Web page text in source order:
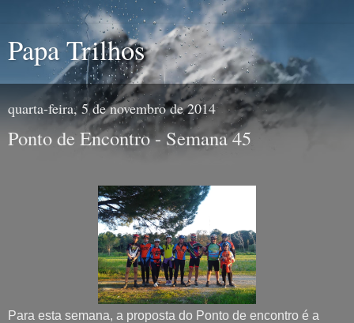
Papa Trilhos
quarta-feira, 5 de novembro de 2014
Ponto de Encontro - Semana 45
Para esta semana, a proposta do Ponto de encontro é a